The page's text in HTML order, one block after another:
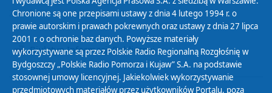
Zamówienia publiczne
Biuletyn Informacji Publicznej
Chronione są one przepisami ustawy z dnia 4 lutego 1994 r. o
prawie autorskim i prawach pokrewnych oraz ustawy z dnia 27 lipca
2001 r. o ochronie baz danych. Powyższe materiały
wykorzystywane są przez Polskie Radio Regionalną Rozgłośnię w
Bydgoszczy „Polskie Radio Pomorza i Kujaw” S.A. na podstawie
stosownej umowy licencyjnej. Jakiekolwiek wykorzystywanie
przedmiotowych materiałów przez użytkowników Portalu, poza